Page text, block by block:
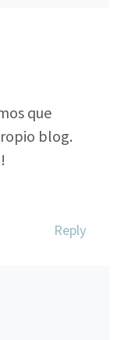
que
blog.
Reply